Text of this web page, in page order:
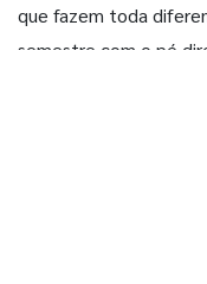
que fazem toda
semestre com o pé